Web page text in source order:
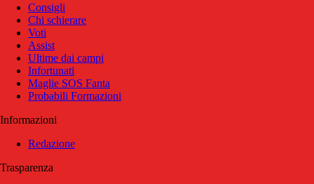
Consigli
Chi schierare
Voti
Assist
Ultime dai campi
Infortunati
Maglie SOS Fanta
Probabili Formazioni
Informazioni
Redazione
Trasparenza